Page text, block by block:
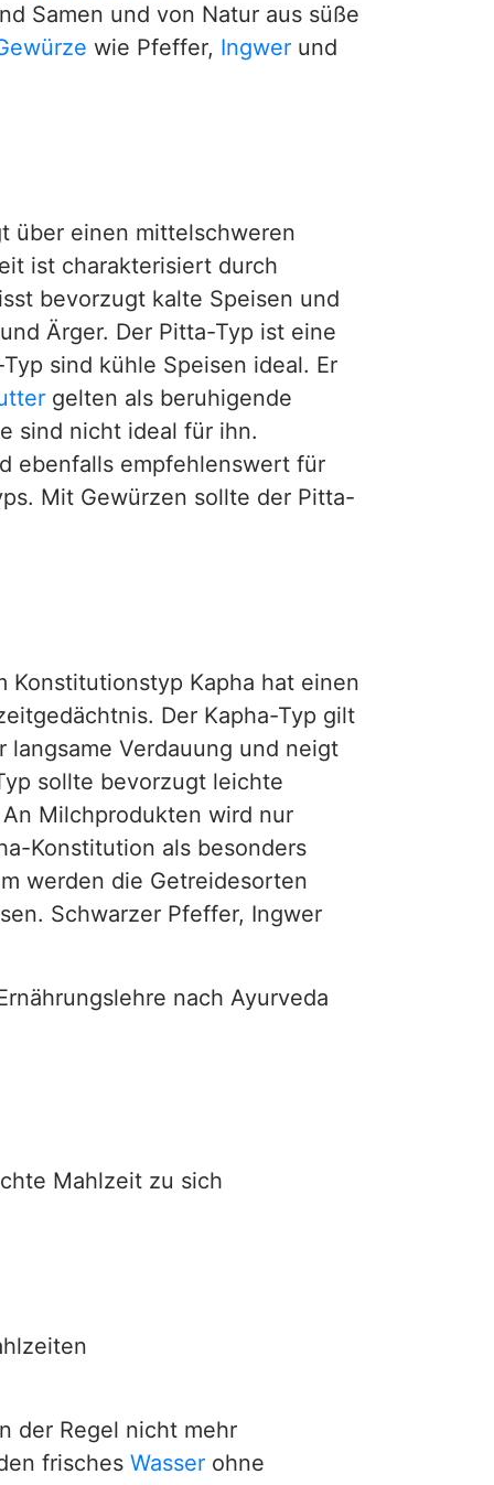
Samen und von Natur aus süße
wie Pfeffer, Ingwer und
über einen mittelschweren
ist charakterisiert durch
bevorzugt kalte Speisen und
Ärger. Der Pitta-Typ ist eine
sind kühle Speisen ideal. Er
gelten als beruhigende
sind nicht ideal für ihn.
ebenfalls empfehlenswert für
Mit Gewürzen sollte der Pitta-
Kapha hat einen
Der Kapha-Typ gilt
Verdauung und neigt
sollte bevorzugt leichte
Milchprodukten wird nur
Konstitution als besonders
werden die Getreidesorten
Schwarzer Pfeffer, Ingwer
nach Ayurveda
Mahlzeit zu sich
der Regel nicht mehr
frisches Wasser ohne